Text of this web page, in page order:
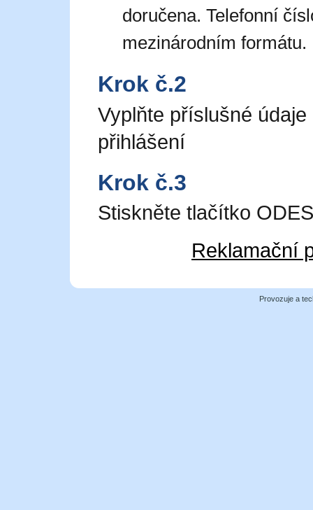
doručena. Telefonní
mezinárodním
Krok č.2
Vyplňte příslušné
přihlášení
Krok č.3
Stiskněte tlačítko
Reklamační
Provozuje a